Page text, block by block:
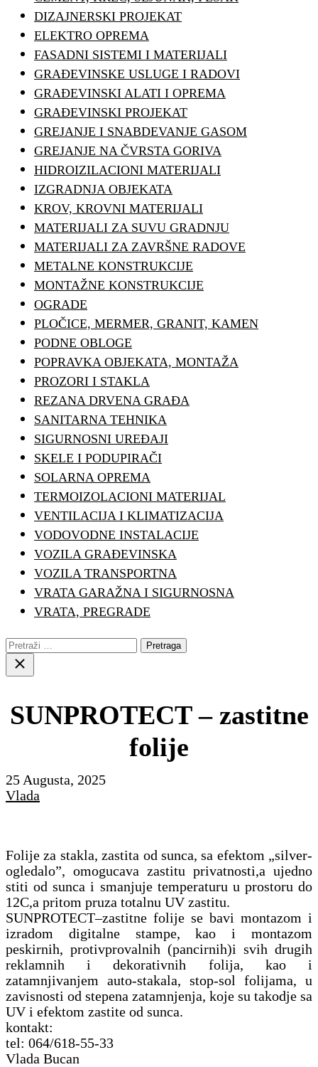
DIZAJNERSKI PROJEKAT
ELEKTRO OPREMA
FASADNI SISTEMI I MATERIJALI
GRAĐEVINSKE USLUGE I RADOVI
GRAĐEVINSKI ALATI I OPREMA
GRAĐEVINSKI PROJEKAT
GREJANJE I SNABDEVANJE GASOM
GREJANJE NA ČVRSTA GORIVA
HIDROIZILACIONI MATERIJALI
IZGRADNJA OBJEKATA
KROV, KROVNI MATERIJALI
MATERIJALI ZA SUVU GRADNJU
MATERIJALI ZA ZAVRŠNE RADOVE
METALNE KONSTRUKCIJE
MONTAŽNE KONSTRUKCIJE
OGRADE
PLOČICE, MERMER, GRANIT, KAMEN
PODNE OBLOGE
POPRAVKA OBJEKATA, MONTAŽA
PROZORI I STAKLA
REZANA DRVENA GRAĐA
SANITARNA TEHNIKA
SIGURNOSNI UREĐAJI
SKELE I PODUPIRAČI
SOLARNA OPREMA
TERMOIZOLACIONI MATERIJAL
VENTILACIJA I KLIMATIZACIJA
VODOVODNE INSTALACIJE
VOZILA GRAĐEVINSKA
VOZILA TRANSPORTNA
VRATA GARAŽNA I SIGURNOSNA
VRATA, PREGRADE
Pretraga:
Close
search
SUNPROTECT – zastitne
folije
25 Augusta, 2025
Vlada
Folije za stakla, zastita od sunca, sa efektom „silver-
ogledalo”, omogucava zastitu privatnosti,a ujedno
stiti od sunca i smanjuje temperaturu u prostoru do
12C,a pritom pruza totalnu UV zastitu.
SUNPROTECT–zastitne folije se bavi montazom i
izradom digitalne stampe, kao i montazom
peskirnih, protivprovalnih (pancirnih)i svih drugih
reklamnih i dekorativnih folija, kao i
zatamnjivanjem auto-stakala, stop-sol folijama, u
zavisnosti od stepena zatamnjenja, koje su takodje sa
UV i efektom zastite od sunca.
kontakt:
tel: 064/618-55-33
Vlada Bucan